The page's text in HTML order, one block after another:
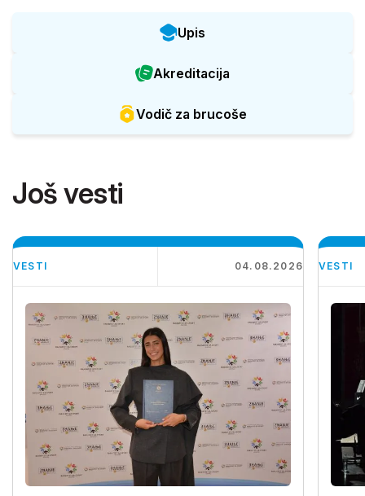
Upis
Akreditacija
Vodič za brucoše
Još vesti
VESTI 04.08.2026 VESTI